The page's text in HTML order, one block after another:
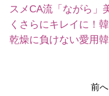
スメ CA流「ながら」
くさらにキレイに！
乾燥に負けない愛用
前へ